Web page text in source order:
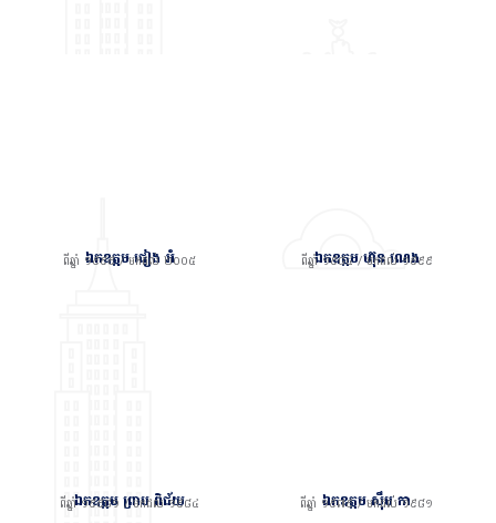
ឯកឧត្តម ជៀង អំ
ពីឆ្នាំ ១៩៩៩ / មកដល់ ២០០៥ ឯកឧត្តម ហ៊ុន ណេង
ពីឆ្នាំ ១៩៨៤ / មកដល់ ១៩៩៩
ឯកឧត្តម ព្រាប ពិជ័យ
ពីឆ្នាំ ១៩៩៨១ / មកដល់ ១៩៨៤ ឯកឧត្តម ស៊ឹម កា
ពីឆ្នាំ ១៩៧៩ / មកដល់ ១៩៨១